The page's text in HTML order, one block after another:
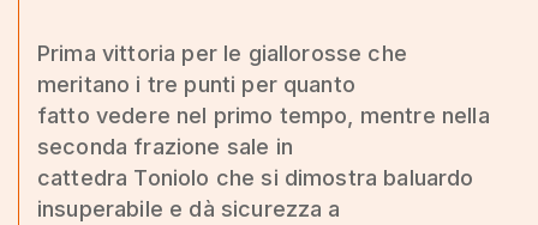
Prima vittoria per le giallorosse che
meritano i tre punti per quanto
fatto vedere nel primo tempo, mentre nella
seconda frazione sale in
cattedra Toniolo che si dimostra baluardo
insuperabile e dà sicurezza a